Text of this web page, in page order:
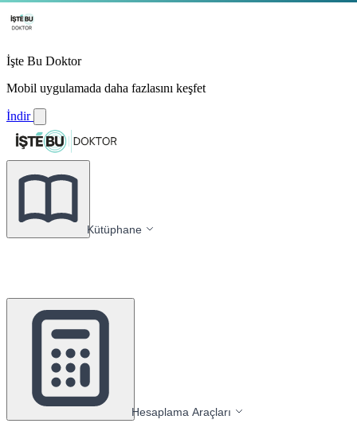
İşte Bu Doktor
Mobil uygulamada daha fazlasını keşfet
İndir
Kütüphane
Hesaplama Araçları